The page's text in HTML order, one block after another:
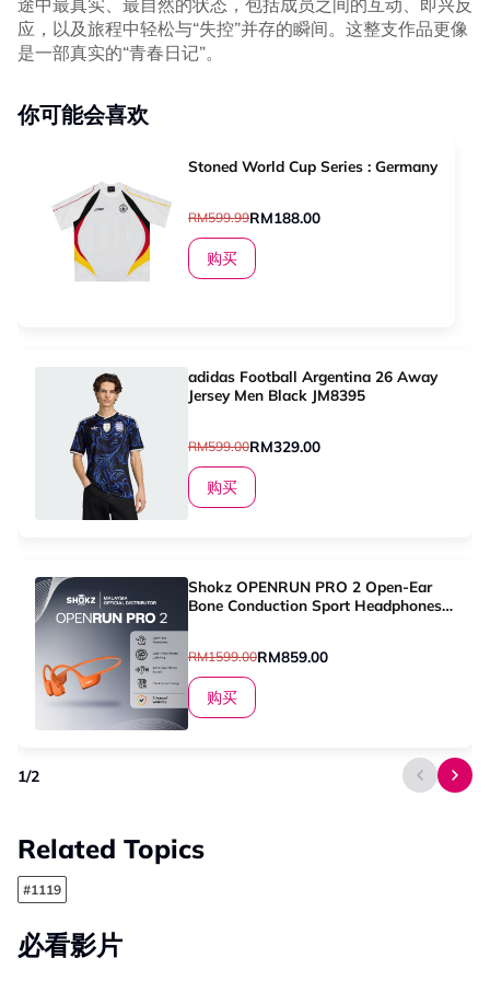
应，以及旅程中轻松与“失控”并存的瞬间。这整支作品更像
是一部真实的“青春日记”。
你可能会喜欢
Stoned World Cup Series : Germany
RM599.99RM188.00
购买
adidas Football Argentina 26 Away
Jersey Men Black JM8395
RM599.00RM329.00
购买
Shokz OPENRUN PRO 2 Open-Ear
Bone Conduction Sport Headphones |
RM1599.00RM859.00
购买
1/2
Related Topics
#1119
必看影片